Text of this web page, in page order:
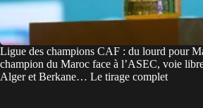
Ligue des champions CAF : du lourd pour
champion du Maroc face à l’ASEC, voie
Alger et Berkane… Le tirage complet